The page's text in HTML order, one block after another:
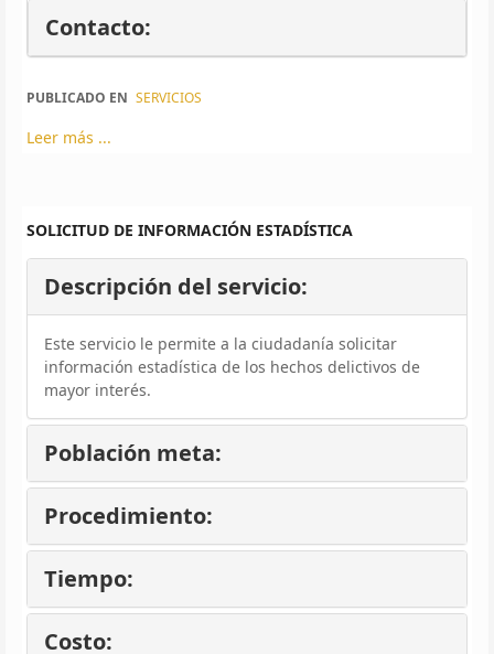
Contacto:
PUBLICADO EN SERVICIOS
Leer más ...
SOLICITUD DE INFORMACIÓN ESTADÍSTICA
Descripción del servicio:
Este servicio le permite a la ciudadanía solicitar
información estadística de los hechos delictivos de
mayor interés.
Población meta:
Procedimiento:
Tiempo:
Costo: